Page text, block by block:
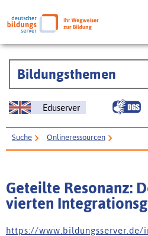
Bildungsthemen
Eduserver
Suche Onlineressourcen
Geteilte Resonanz:
vierten
h t t p s : / / w w w . b i l d u n g s s e r v e r . d e